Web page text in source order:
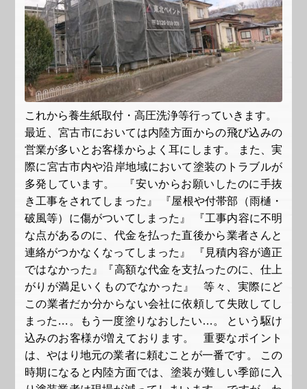
これから養生紙取付・高圧洗浄等行っていきます。
最近、宮古市においては内陸方面からの飛び込みの
営業が多いとお客様からよく耳にします。 また、実
際に宮古市内や沿岸地域において塗装のトラブルが
多発しています。 『安いからお願いしたのに手抜
き工事をされてしまった』 『屋根や付帯部（雨樋・
破風等）に傷がついてしまった』 『工事内容に不明
な点があるのに、代金を払った直後から業者さんと
連絡がつかなくなってしまった』 『見積内容が適正
ではなかった』『高額な代金を支払ったのに、仕上
がりが満足いくものでなかった』 等々、実際にど
この業者だか分からない会社に依頼して失敗してし
まった…。もう一度塗りなおしたい…。 という駆け
込みのお客様が増えております。 重要なポイント
は、やはり地元の業者に頼むことが一番です。 この
時期になると内陸方面では、塗装が難しい季節に入